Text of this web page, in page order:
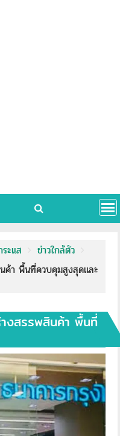
ระแส
ข่าวใกล้ตัว
ค้า พื้นที่ควบคุมสูงสุดและ
งสรรพสินค้า พื้นที่